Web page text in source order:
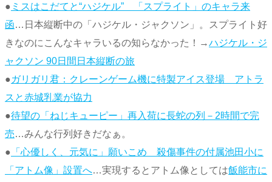
● ミスはこだてと“ハジケル” 「スプライト」のキャラ来
函…日本縦断中の「ハジケル・ジャクソン」。スプライト好
きなのにこんなキャラいるの知らなかった！→ハジケル・ジ
ャクソン 90日間日本縦断の旅
●ガリガリ君：クレーンゲーム機に特製アイス登場 アトラ
スと赤城乳業が協力
●待望の「ねじキューピー」再入荷に長蛇の列－2時間で完
売…みんな行列好きだなぁ。
● 「心優しく、元気に」願いこめ 殺傷事件の付属池田小に
「アトム像」設置へ…実現するとアトム像としては飯能市に